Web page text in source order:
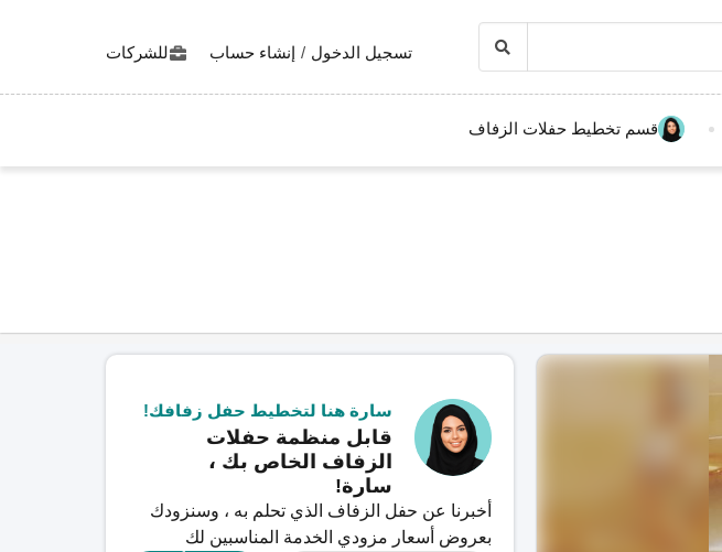
تسجيل الدخول / إنشاء حساب للشركات
قسم تخطيط حفلات الزفاف
سارة هنا لتخطيط حفل زفافك!
قابل منظمة حفلات
الزفاف الخاص بك ،
سارة!
أخبرنا عن حفل الزفاف الذي تحلم به ، وسنزودك
بعروض أسعار مزودي الخدمة المناسبين لك